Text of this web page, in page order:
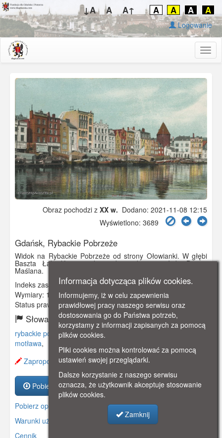
↓A A A↑ A A A A
Logowanie
Obraz pochodzi z XX w. Dodano: 2021-11-08 12:15
Wyświetlono: 3689
Gdańsk, Rybackie Pobrzeże
Widok na Rybackie Pobrzeże od strony Ołowianki. W głębi
Baszta Łabędź, przy lewej krawędzi pocztówki Brama
Maślana.
Indeks zasobu:GSP03051
Wymiary: 138 x 88 mm
Status prawny:Użycie Niekomercyjne
Słowa kluczowe:
rybackie pobrzeże,baszta łabędź
motława,
Zaproponuj zmianę opisu.
Pobierz zasób
Pobierz opis
Warunki używania zasobów.
Cennik
Informacja dotycząca plików cookies.
Informujemy, iż w celu zapewnienia
prawidłowej pracy naszego serwisu oraz
dostosowania go do Państwa potrzeb,
korzystamy z informacji zapisanych za pomocą
plików cookies.
Pliki cookies można kontrolować za pomocą
ustawień swojej przeglądarki.
Dalsze korzystanie z naszego serwisu
oznacza, że użytkownik akceptuje stosowanie
plików cookies.
Zamknij